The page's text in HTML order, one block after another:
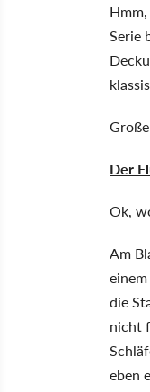
Serie
Der
Ok,
Am
die
nicht
eben